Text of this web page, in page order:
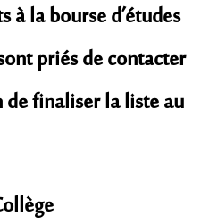
à la bourse d’études
priés de contacter
finaliser la liste au